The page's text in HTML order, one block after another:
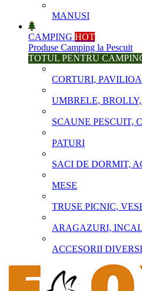
MANUSI
CAMPING HOT
Produse Camping la Pescuit
TOTUL PENTRU
CORTURI,
UMBRELE,
SCAUNE PESCUIT,
PATURI
SACI DE DORMIT,
MESE
TRUSE PICNIC,
ARAGAZURI,
ACCESORII